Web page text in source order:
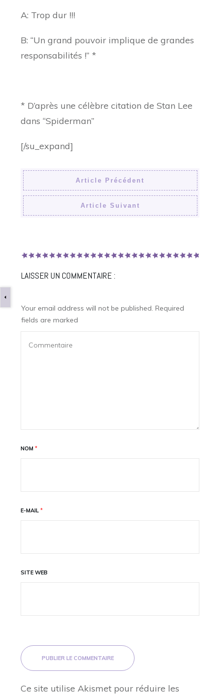
A: Trop dur !!!
B: “Un grand pouvoir implique de grandes
responsabilités !” *
* D’après une célèbre citation de Stan Lee
dans “Spiderman”
[/su_expand]
Article Précédent
Article Suivant
LAISSER UN COMMENTAIRE :
Your email address will not be published. Required
fields are marked
NOM*
E-MAIL*
SITE WEB
PUBLIER LE COMMENTAIRE
Ce site utilise Akismet pour réduire les